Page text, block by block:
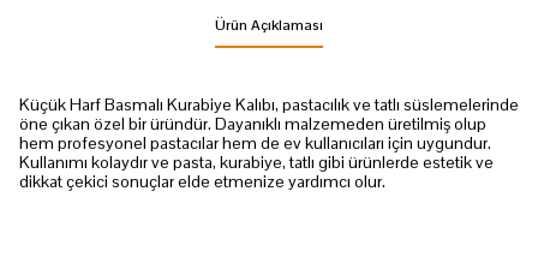
Ürün Açıklaması
Küçük Harf Basmalı Kurabiye Kalıbı, pastacılık ve tatlı süslemelerinde
öne çıkan özel bir üründür. Dayanıklı malzemeden üretilmiş olup
hem profesyonel pastacılar hem de ev kullanıcıları için uygundur.
Kullanımı kolaydır ve pasta, kurabiye, tatlı gibi ürünlerde estetik ve
dikkat çekici sonuçlar elde etmenize yardımcı olur.